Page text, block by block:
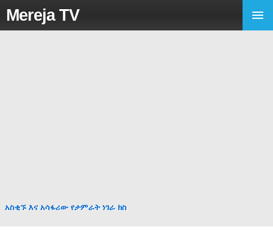
Mereja TV
አስቂኙ እና አሳፋሪው የታምራት ነገራ ክስ